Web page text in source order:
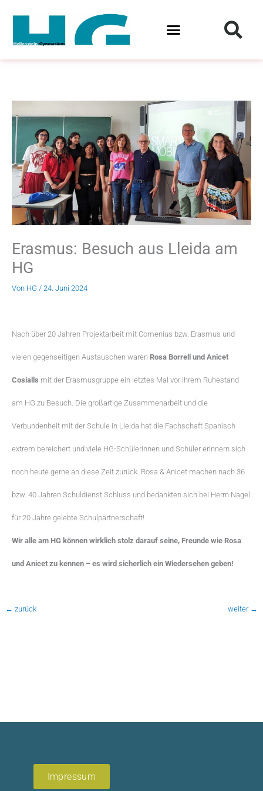
Erasmus: Besuch aus Lleida am
HG
Von HG / 24. Juni 2024
Nach über 20 Jahren Projektarbeit mit Comenius bzw. Erasmus und
vielen gegenseitigen Austauschen waren Rosa Borrell und Anicet
Cosialls mit der Erasmusgruppe ein letztes Mal vor ihrem Ruhestand
am HG zu Besuch. Die großartige Zusammenarbeit und die
Verbundenheit mit der Schule in Lleida hat die Fachschaft Spanisch
extrem bereichert und viele HG-Schülerinnen und Schüler erinnern sich
noch heute gerne an diese Zeit zurück. Rosa & Anicet machen nach 36
bzw. 40 Jahren Schuldienst Schluss und bedankten sich bei Herrn Nagel
für 20 Jahre gelebte Schulpartnerschaft!
Wir alle am HG können wirklich stolz darauf seine, Freunde wie Rosa
und Anicet zu kennen – es wird sicherlich ein Wiedersehen geben!
← zurück weiter →
Impressum